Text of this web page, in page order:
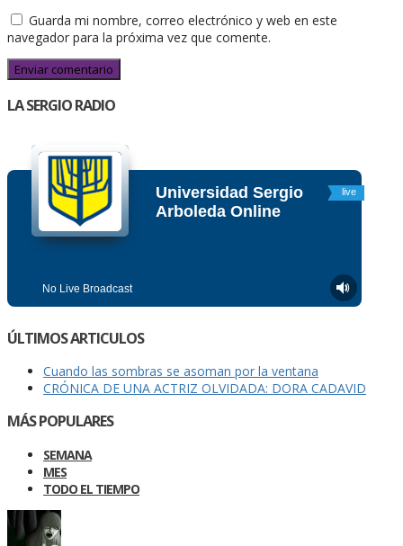
Guarda mi nombre, correo electrónico y web en este
navegador para la próxima vez que comente.
LA SERGIO RADIO
ÚLTIMOS ARTICULOS
Cuando las sombras se asoman por la ventana
CRÓNICA DE UNA ACTRIZ OLVIDADA: DORA CADAVID
MÁS POPULARES
SEMANA
MES
TODO EL TIEMPO